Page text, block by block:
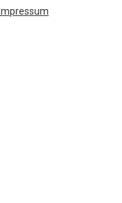
Impressum